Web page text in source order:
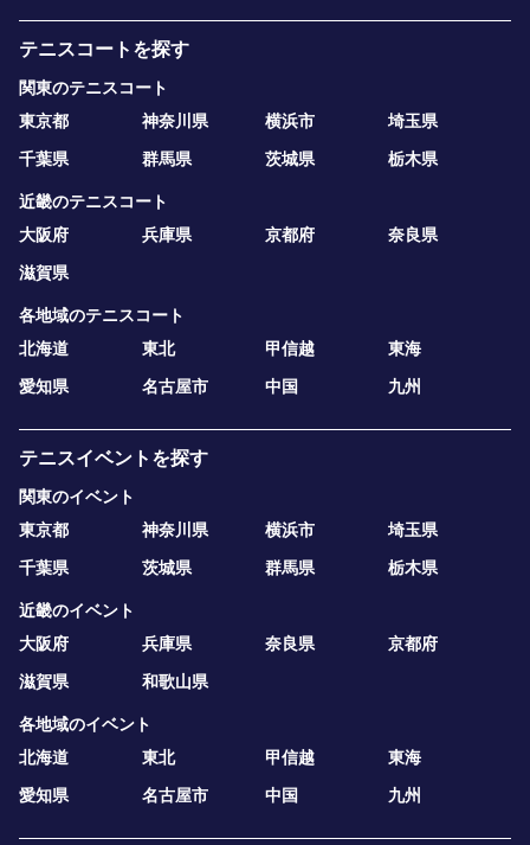
テニスコートを探す
関東のテニスコート
東京都
神奈川県 横浜市
埼玉県
千葉県
群馬県 茨城県 栃木県
近畿のテニスコート
大阪府
兵庫県 京都府
奈良県
滋賀県
各地域のテニスコート
北海道
東北 甲信越
東海
愛知県
名古屋市 中国 九州
テニスイベントを探す
関東のイベント
東京都
神奈川県 横浜市
埼玉県
千葉県
茨城県 群馬県 栃木県
近畿のイベント
大阪府
兵庫県 奈良県
京都府
滋賀県
和歌山県
各地域のイベント
北海道
東北 甲信越
東海
愛知県
名古屋市 中国 九州